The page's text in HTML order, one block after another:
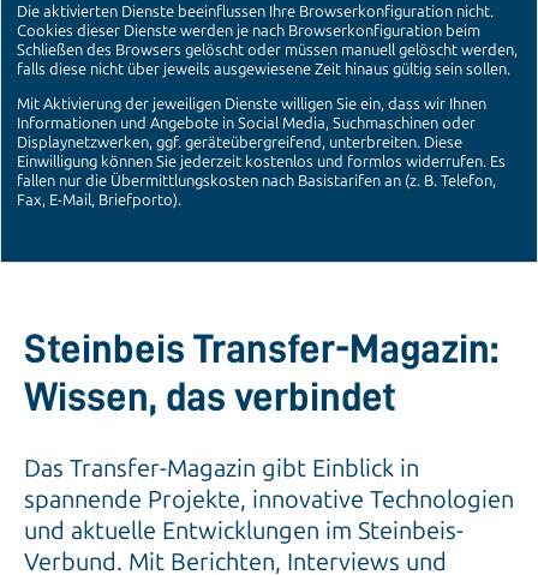
Steinbeis Transfer-Magazin:
Wissen, das verbindet
Das Transfer-Magazin gibt Einblick in
spannende Projekte, innovative Technologien
und aktuelle Entwicklungen im Steinbeis-
Verbund. Mit Berichten, Interviews und